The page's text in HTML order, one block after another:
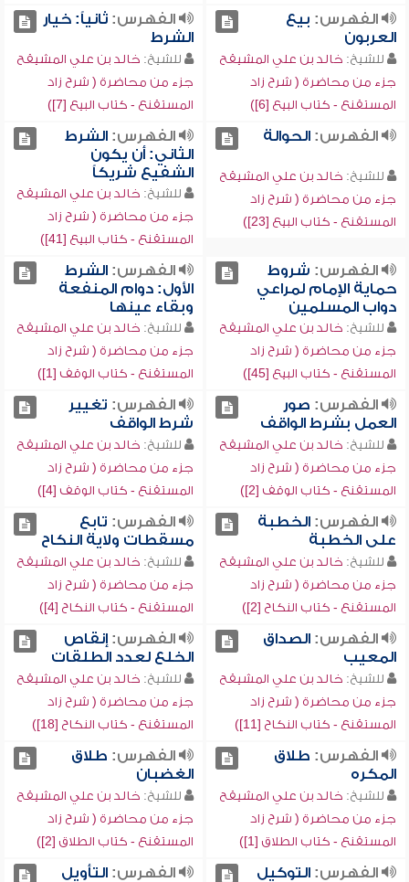
الفهرس: بيع
العربون
للشيخ: خالد بن علي المشيقح
جزء من محاضرة ( شرح زاد
المستقنع - كتاب البيع [6])
الفهرس:ثانياً: خيار
الشرط
للشيخ: خالد بن علي المشيقح
جزء من محاضرة ( شرح زاد
المستقنع - كتاب البيع [7])
الفهرس:الحوالة
للشيخ: خالد بن علي المشيقح
جزء من محاضرة ( شرح زاد
المستقنع - كتاب البيع [23])
الفهرس:الشرط
الثاني: أن يكون
الشفيع شريكاً
للشيخ: خالد بن علي المشيقح
جزء من محاضرة ( شرح زاد
المستقنع - كتاب البيع [41])
الفهرس: شروط
حماية الإمام لمراعي
دواب المسلمين
للشيخ: خالد بن علي المشيقح
جزء من محاضرة ( شرح زاد
المستقنع - كتاب البيع [45])
الفهرس:الشرط
الأول: دوام المنفعة
وبقاء عينها
للشيخ: خالد بن علي المشيقح
جزء من محاضرة ( شرح زاد
المستقنع - كتاب الوقف [1])
الفهرس: صور
العمل بشرط الواقف
للشيخ: خالد بن علي المشيقح
جزء من محاضرة ( شرح زاد
المستقنع - كتاب الوقف [2])
الفهرس: تغيير
شرط الواقف
للشيخ: خالد بن علي المشيقح
جزء من محاضرة ( شرح زاد
المستقنع - كتاب الوقف [4])
الفهرس:الخطبة
على الخطبة
للشيخ: خالد بن علي المشيقح
جزء من محاضرة ( شرح زاد
المستقنع - كتاب النكاح [2])
الفهرس: تابع
مسقطات ولاية النكاح
للشيخ: خالد بن علي المشيقح
جزء من محاضرة ( شرح زاد
المستقنع - كتاب النكاح [4])
الفهرس:الصداق
المعيب
للشيخ: خالد بن علي المشيقح
جزء من محاضرة ( شرح زاد
المستقنع - كتاب النكاح [11])
الفهرس:إنقاص
الخلع لعدد الطلقات
للشيخ: خالد بن علي المشيقح
جزء من محاضرة ( شرح زاد
المستقنع - كتاب النكاح [18])
الفهرس: طلاق
المكره
للشيخ: خالد بن علي المشيقح
جزء من محاضرة ( شرح زاد
المستقنع - كتاب الطلاق [1])
الفهرس: طلاق
الغضبان
للشيخ: خالد بن علي المشيقح
جزء من محاضرة ( شرح زاد
المستقنع - كتاب الطلاق [2])
الفهرس:التوكيل
الفهرس:التأويل